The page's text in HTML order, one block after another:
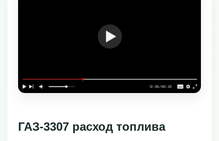
ГАЗ-3307 расход топлива